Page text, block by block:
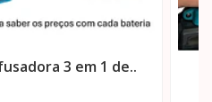
3 em 1 de..